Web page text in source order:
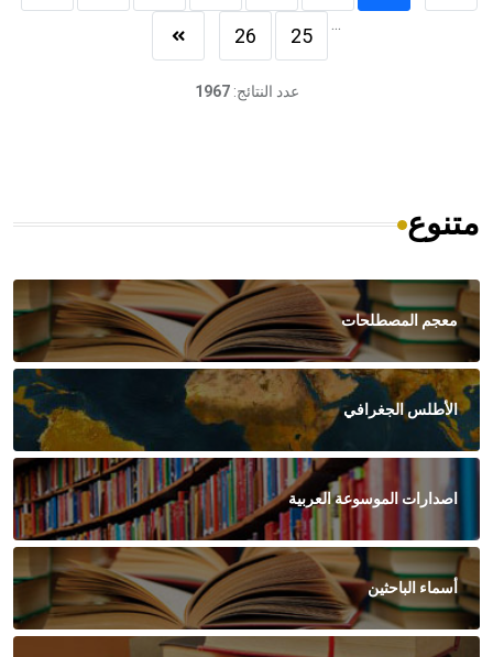
...
25
26
عدد النتائج:1967
متنوع
معجم المصطلحات
الأطلس الجغرافي
اصدارات الموسوعة العربية
أسماء الباحثين